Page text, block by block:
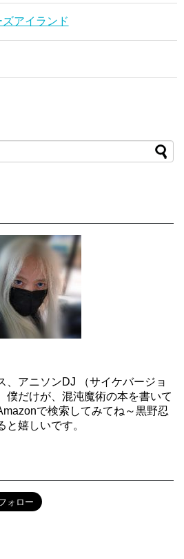
アイランド
、アニソンDJ （サイケバージョ
僕だけが、混沌魔術の本を書いて
で検索してみてね～黒野忍
と嬉しいです。